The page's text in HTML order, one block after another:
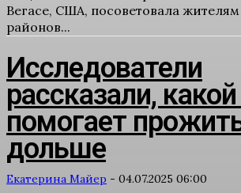
Вегасе, США, посоветовала
районов...
Исследователи
рассказали,
помогает
дольше
Екатерина Майер - 04.07.2025 06:00